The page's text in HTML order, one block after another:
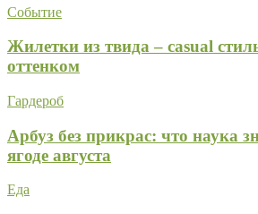
Событие
Жилетки из твида – casual
оттенком
Гардероб
Арбуз без прикрас: что наука
ягоде августа
Еда